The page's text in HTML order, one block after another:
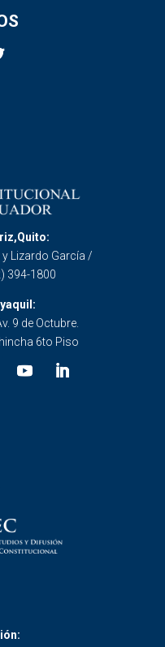
Lizardo García /
394-1800
9 de Octubre.
6to Piso